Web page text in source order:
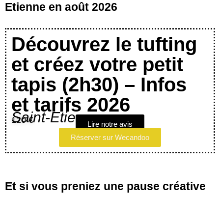
Etienne en août 2026
Découvrez le tufting
et créez votre petit
tapis (2h30) – Infos
et tarifs 2026
Saint-Etienne
120 €
Lire notre avis
Réserver sur Wecandoo
Et si vous preniez une pause créative